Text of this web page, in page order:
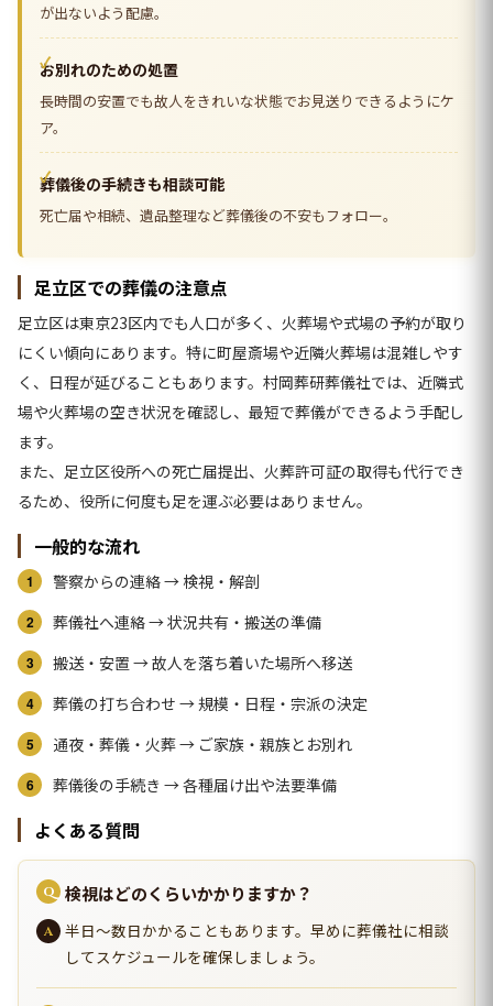
が出ないよう配慮。
お別れのための処置
長時間の安置でも故人をきれいな状態でお見送りできるようにケ
ア。
葬儀後の手続きも相談可能
死亡届や相続、遺品整理など葬儀後の不安もフォロー。
足立区での葬儀の注意点
足立区は東京23区内でも人口が多く、火葬場や式場の予約が取り
にくい傾向にあります。特に町屋斎場や近隣火葬場は混雑しやす
く、日程が延びることもあります。村岡葬研葬儀社では、近隣式
場や火葬場の空き状況を確認し、最短で葬儀ができるよう手配し
ます。
また、足立区役所への死亡届提出、火葬許可証の取得も代行でき
るため、役所に何度も足を運ぶ必要はありません。
一般的な流れ
警察からの連絡 → 検視・解剖
葬儀社へ連絡 → 状況共有・搬送の準備
搬送・安置 → 故人を落ち着いた場所へ移送
葬儀の打ち合わせ → 規模・日程・宗派の決定
通夜・葬儀・火葬 → ご家族・親族とお別れ
葬儀後の手続き → 各種届け出や法要準備
よくある質問
検視はどのくらいかかりますか？
半日〜数日かかることもあります。早めに葬儀社に相談
してスケジュールを確保しましょう。